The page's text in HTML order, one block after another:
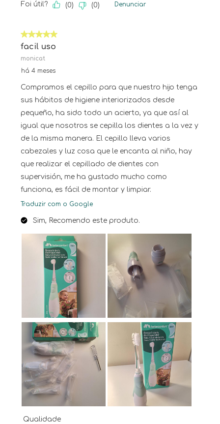
Foi útil? (0) (0) Denunciar
5 em 5 estrelas.
facil uso
monicat
há 4 meses
Compramos el cepillo para que nuestro hijo tenga
sus hábitos de higiene interiorizados desde
pequeño, ha sido todo un acierto, ya que así al
igual que nosotros se cepilla los dientes a la vez y
de la misma manera. El cepillo lleva varios
cabezales y luz cosa que le encanta al niño, hay
que realizar el cepillado de dientes con
supervisión, me ha gustado mucho como
funciona, es fácil de montar y limpiar.
Traduzir com o Google
Sim, Recomendo este produto.
Qualidade